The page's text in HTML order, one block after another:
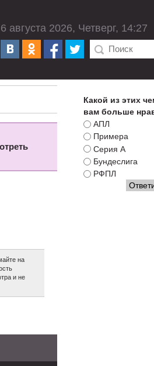
6 августа 2026, Четверг, 14:27
на
и не
Какой из этих
вам больше
АПЛ
Примера
Серия А
Бундеслига
РФПЛ